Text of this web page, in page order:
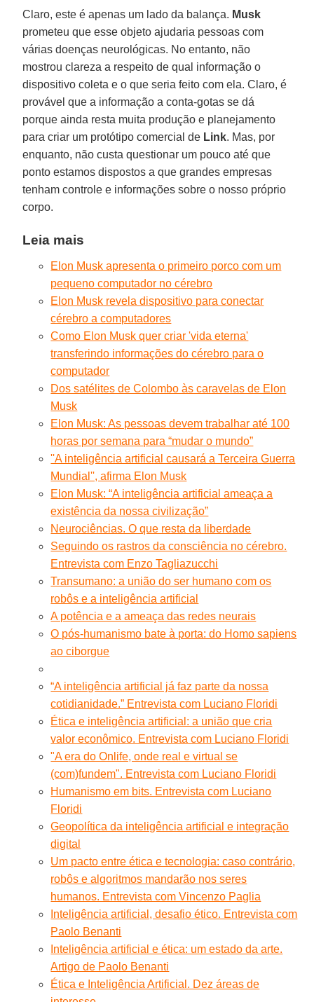
Claro, este é apenas um lado da balança. Musk
prometeu que esse objeto ajudaria pessoas com
várias doenças neurológicas. No entanto, não
mostrou clareza a respeito de qual informação o
dispositivo coleta e o que seria feito com ela. Claro, é
provável que a informação a conta-gotas se dá
porque ainda resta muita produção e planejamento
para criar um protótipo comercial de Link. Mas, por
enquanto, não custa questionar um pouco até que
ponto estamos dispostos a que grandes empresas
tenham controle e informações sobre o nosso próprio
corpo.
Leia mais
Elon Musk apresenta o primeiro porco com um
pequeno computador no cérebro
Elon Musk revela dispositivo para conectar
cérebro a computadores
Como Elon Musk quer criar 'vida eterna'
transferindo informações do cérebro para o
computador
Dos satélites de Colombo às caravelas de Elon
Musk
Elon Musk: As pessoas devem trabalhar até 100
horas por semana para “mudar o mundo”
''A inteligência artificial causará a Terceira Guerra
Mundial'', afirma Elon Musk
Elon Musk: “A inteligência artificial ameaça a
existência da nossa civilização”
Neurociências. O que resta da liberdade
Seguindo os rastros da consciência no cérebro.
Entrevista com Enzo Tagliazucchi
Transumano: a união do ser humano com os
robôs e a inteligência artificial
A potência e a ameaça das redes neurais
O pós-humanismo bate à porta: do Homo sapiens
ao ciborgue
“A inteligência artificial já faz parte da nossa
cotidianidade.” Entrevista com Luciano Floridi
Ética e inteligência artificial: a união que cria
valor econômico. Entrevista com Luciano Floridi
"A era do Onlife, onde real e virtual se
(com)fundem". Entrevista com Luciano Floridi
Humanismo em bits. Entrevista com Luciano
Floridi
Geopolítica da inteligência artificial e integração
digital
Um pacto entre ética e tecnologia: caso contrário,
robôs e algoritmos mandarão nos seres
humanos. Entrevista com Vincenzo Paglia
Inteligência artificial, desafio ético. Entrevista com
Paolo Benanti
Inteligência artificial e ética: um estado da arte.
Artigo de Paolo Benanti
Ética e Inteligência Artificial. Dez áreas de